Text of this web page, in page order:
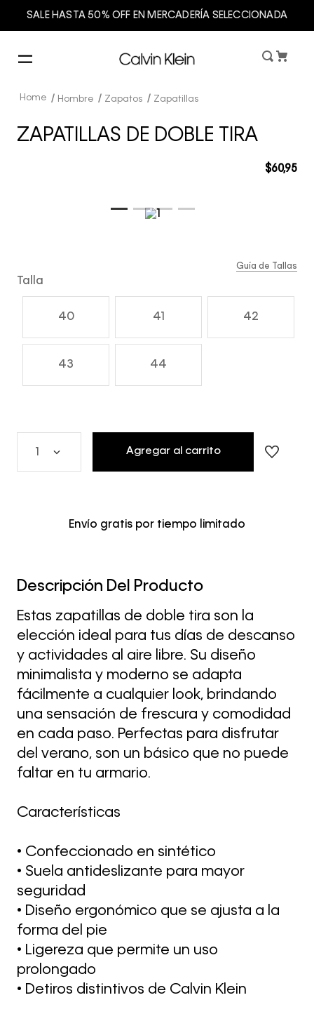
SALE HASTA 50% OFF EN MERCADERÍA SELECCIONADA
Hombre Zapatos Zapatillas
ZAPATILLAS DE DOBLE TIRA
$60,95
Talla
40 41 42
43 44
Guía de Tallas
Agregar al carrito
Envío gratis por tiempo limitado
Descripción Del Producto
Estas zapatillas de doble tira son la
elección ideal para tus días de descanso
y actividades al aire libre. Su diseño
minimalista y moderno se adapta
fácilmente a cualquier look, brindando
una sensación de frescura y comodidad
en cada paso. Perfectas para disfrutar
del verano, son un básico que no puede
faltar en tu armario.
Características
• Confeccionado en sintético
• Suela antideslizante para mayor
seguridad
• Diseño ergonómico que se ajusta a la
forma del pie
• Ligereza que permite un uso
prolongado
• Detiros distintivos de Calvin Klein